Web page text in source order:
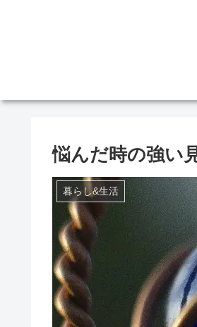
悩んだ時の強い
暮らし&生活